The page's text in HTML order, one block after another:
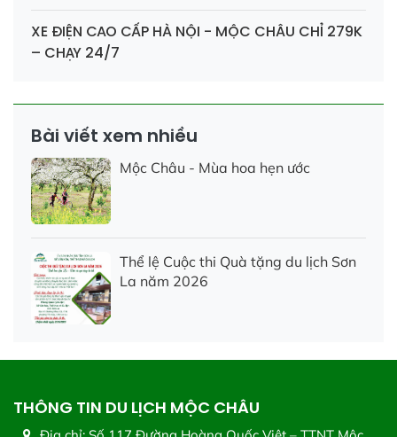
XE ĐIỆN CAO CẤP HÀ NỘI - MỘC CHÂU CHỈ 279K
– CHẠY 24/7
Bài viết xem nhiều
Mộc Châu - Mùa hoa hẹn ước
Thể lệ Cuộc thi Quà tặng du lịch Sơn
La năm 2026
THÔNG TIN DU LỊCH MỘC CHÂU